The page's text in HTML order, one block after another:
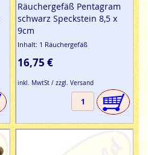
Räuchergefäß Pentagram
schwarz Speckstein 8,5 x
9cm
Inhalt: 1 Räuchergefäß
16,75 €
inkl. MwtSt / zzgl. Versand